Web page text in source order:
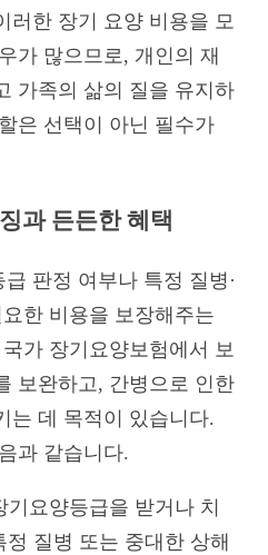
러한 장기 요양 비용을 모
가 많으므로, 개인의 재
가족의 삶의 질을 유지하
은 선택이 아닌 필수가
과 든든한 혜택
판정 여부나 특정 질병·
한 비용을 보장해주는
가 장기요양보험에서 보
보완하고, 간병으로 인한
는 데 목적이 있습니다.
과 같습니다.
기요양등급을 받거나 치
질병 또는 중대한 상해